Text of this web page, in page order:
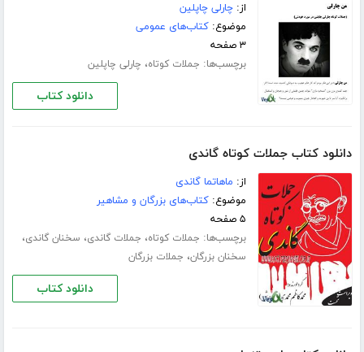
از:چارلی چاپلین
موضوع:کتاب‌های عمومی
۳ صفحه
برچسب‌ها: جملات کوتاه، چارلی چاپلین
دانلود کتاب
دانلود کتاب جملات کوتاه گاندی
از: ماهاتما گاندی
موضوع:کتاب‌های بزرگان و مشاهیر
۵ صفحه
برچسب‌ها: جملات کوتاه، جملات گاندی، سخنان گاندی،
سخنان بزرگان، جملات بزرگان
دانلود کتاب